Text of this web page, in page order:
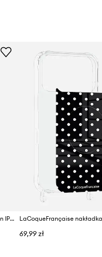
LaCoqueFrançaise etui na telefon IPHONE 17 PRO MAX
69,99 zł